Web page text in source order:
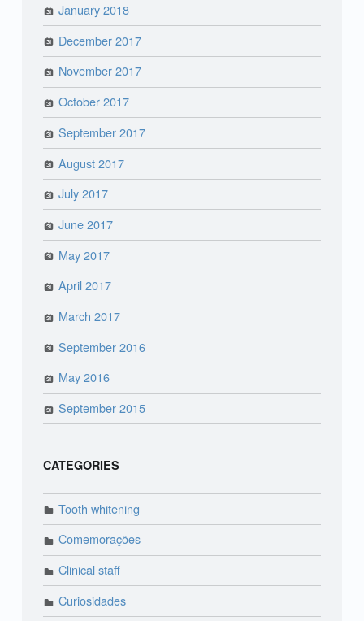
January 2018
December 2017
November 2017
October 2017
September 2017
August 2017
July 2017
June 2017
May 2017
April 2017
March 2017
September 2016
May 2016
September 2015
CATEGORIES
Tooth whitening
Comemorações
Clinical staff
Curiosidades